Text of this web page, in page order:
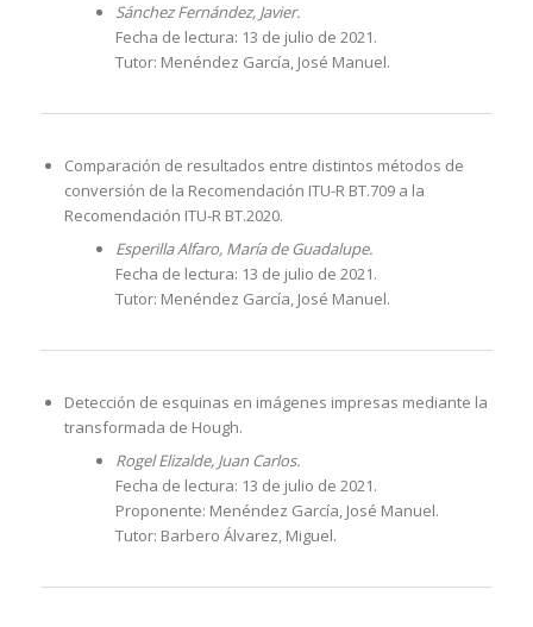
Sánchez Fernández, Javier.
Fecha de lectura: 13 de julio de 2021.
Tutor: Menéndez García, José Manuel.
Comparación de resultados entre distintos métodos de
conversión de la Recomendación ITU-R BT.709 a la
Recomendación ITU-R BT.2020.
Esperilla Alfaro, María de Guadalupe.
Fecha de lectura: 13 de julio de 2021.
Tutor: Menéndez García, José Manuel.
Detección de esquinas en imágenes impresas mediante la
transformada de Hough.
Rogel Elizalde, Juan Carlos.
Fecha de lectura: 13 de julio de 2021.
Proponente: Menéndez García, José Manuel.
Tutor: Barbero Álvarez, Miguel.